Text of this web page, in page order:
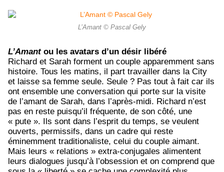
L’Amant © Pascal Gely
L’Amant ou les avatars d’un désir libéré
Richard et Sarah forment un couple apparemment sans
histoire. Tous les matins, il part travailler dans la City
et laisse sa femme seule. Seule ? Pas tout à fait car ils
ont ensemble une conversation qui porte sur la visite
de l’amant de Sarah, dans l’après-midi. Richard n’est
pas en reste puisqu’il fréquente, de son côté, une
« pute ». Ils sont dans l’esprit du temps, se veulent
ouverts, permissifs, dans un cadre qui reste
éminemment traditionaliste, celui du couple aimant.
Mais leurs « relations » extra-conjugales alimentent
leurs dialogues jusqu’à l’obsession et on comprend que